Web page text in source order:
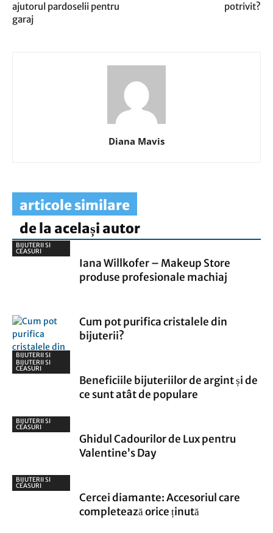
ajutorul pardoselii pentru
garaj
potrivit?
Diana Mavis
articole similare
de la același autor
BIJUTERII SI
CEASURI
Iana Willkofer – Makeup Store
produse profesionale machiaj
BIJUTERII SI
CEASURI
Cum pot purifica cristalele din
bijuterii?
BIJUTERII SI
CEASURI
Beneficiile bijuteriilor de argint și de
ce sunt atât de populare
BIJUTERII SI
CEASURI
Ghidul Cadourilor de Lux pentru
Valentine’s Day
BIJUTERII SI
CEASURI
Cercei diamante: Accesoriul care
completează orice ținută